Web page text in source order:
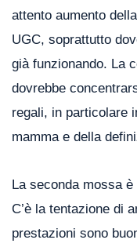
attento aumento
UGC, soprattutto
già funzionando. La
dovrebbe
regali, in particolare
mamma e della
La seconda mossa
C’è la tentazione di
prestazioni sono